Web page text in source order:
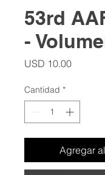
53rd
-
USD 10.00Precio
Cantidad *
Agregar